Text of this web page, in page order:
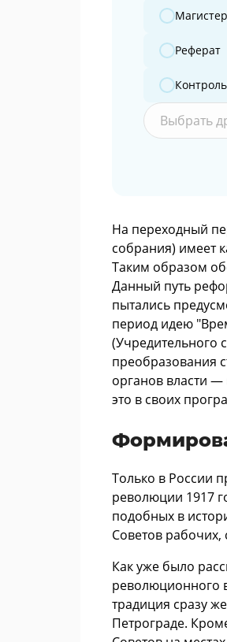
Реферат
Выбрать
На переходный
собрания) имеет
Таким образом
Данный путь
пытались
период идею
(Учредительного
преобразования
органов власти —
это в своих
Только в России
революции 1917
подобных в
Советов рабочих,
Как уже было
революционного
традиция сразу
Петрограде.